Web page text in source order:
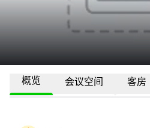
概览 会议空间 客房